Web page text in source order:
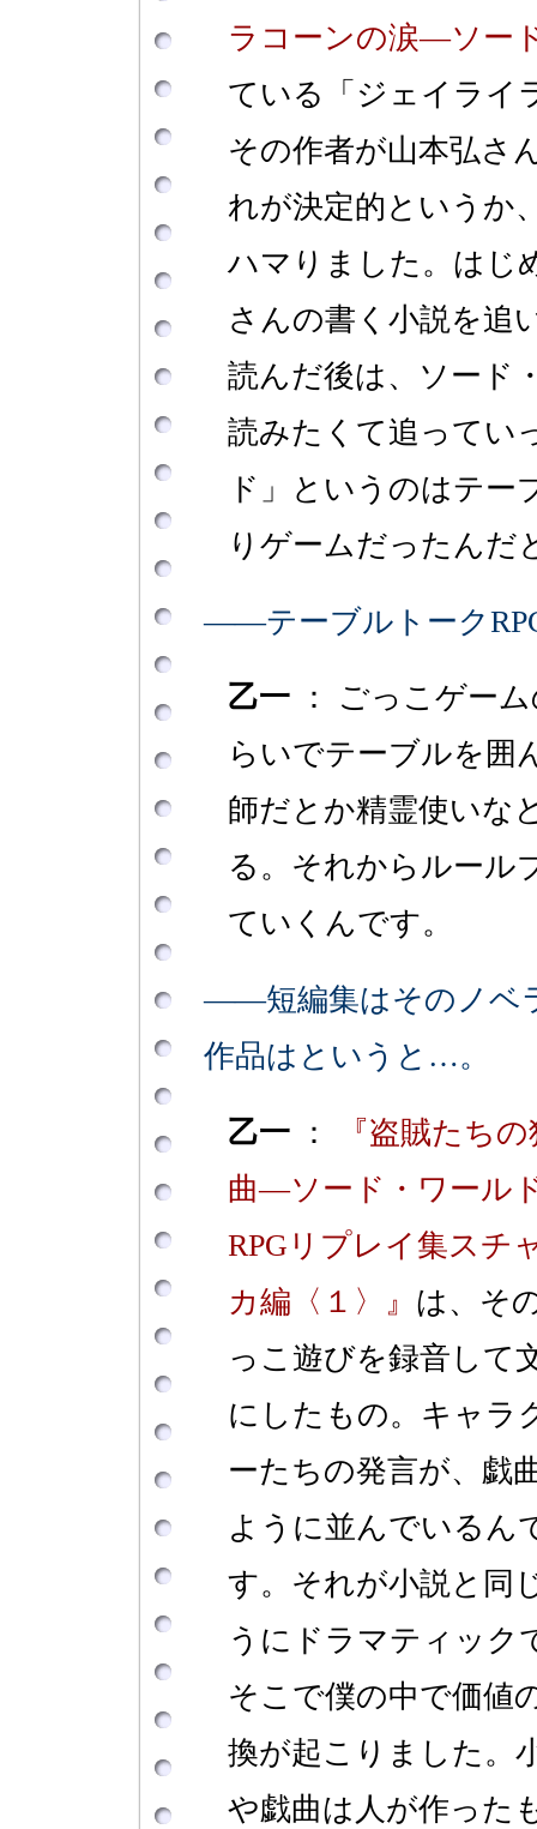
ラコーンの涙―ソー
ている「ジェイライ
その作者が山本弘さ
れが決定的というか
ハマりました。はじ
さんの書く小説を追
読んだ後は、ソード
読みたくて追ってい
ド」というのはテー
りゲームだったんだ
――テーブルトーク
乙一 ： ごっこゲー
らいでテーブルを囲
師だとか精霊使いな
る。それからルール
ていくんです。
――短編集はそのノベ
作品はというと…。
乙一 ：
『盗賊たち
曲―ソード・ワール
RPGリプレイ集スチ
カ編〈１〉』 は、そ
っこ遊びを録音して
にしたもの。キャラ
ーたちの発言が、戯
ように並んでいるん
す。それが小説と同
うにドラマティック
そこで僕の中で価値
換が起こりました。
や戯曲は人が作った